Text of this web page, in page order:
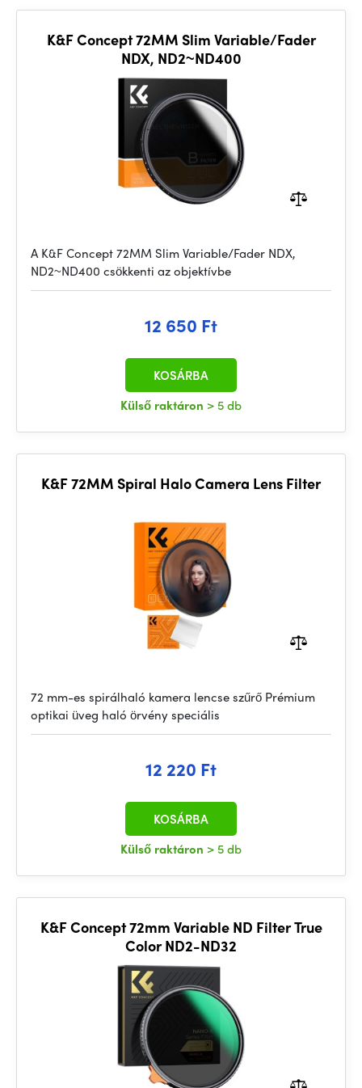
K&F Concept 72MM Slim Variable/Fader
NDX, ND2~ND400
A K&F Concept 72MM Slim Variable/Fader NDX,
ND2~ND400 csökkenti az objektívbe
12 650 Ft
Külső raktáron > 5 db
KOSÁRBA
K&F 72MM Spiral Halo Camera Lens Filter
72 mm-es spirálhaló kamera lencse szűrő Prémium
optikai üveg haló örvény speciális
12 220 Ft
Külső raktáron > 5 db
KOSÁRBA
K&F Concept 72mm Variable ND Filter True
Color ND2-ND32